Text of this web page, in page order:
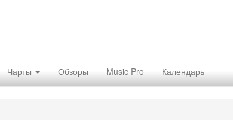
Чарты Обзоры Music Pro Календарь